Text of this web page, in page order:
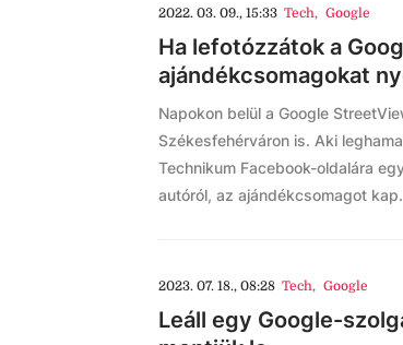
2022. 03. 09., 15:33 Tech, Google
Ha lefotózzátok a
ajándékcsomagokat
Napokon belül a Google
Székesfehérváron is. Aki
Technikum Facebook-oldalára
autóról, az ajándékcsomagot kap.
2023. 07. 18., 08:28 Tech, Google
Leáll egy Google-